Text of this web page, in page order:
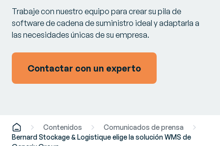
Trabaje con nuestro equipo para crear su pila de
software de cadena de suministro ideal y adaptarla a
las necesidades únicas de su empresa.
Contactar con un experto
Contenidos
Comunicados de prensa
Bernard Stockage & Logistique elige la solución WMS de